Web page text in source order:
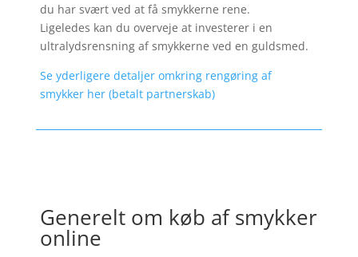
du har svært ved at få smykkerne rene.
Ligeledes kan du overveje at investerer i en
ultralydsrensning af smykkerne ved en guldsmed.
Se yderligere detaljer omkring rengøring af
smykker her (betalt partnerskab)
Generelt om køb af smykker
online